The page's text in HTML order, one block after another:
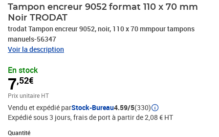
Tampon encreur 9052 format 110 x 70 mm
Noir TRODAT
trodat Tampon encreur 9052, noir, 110 x 70 mmpour tampons
manuels-56347
Voir la description
En stock
7,52€
Prix unitaire HT
Vendu et expédié parStock-Bureau4.59/5(330)
Expédié sous 3 jours, frais de port à partir de 2,08 € HT
Quantité
Quantité : 1